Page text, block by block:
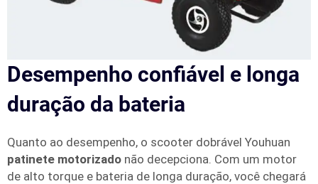
Desempenho confiável e longa
duração da bateria
Quanto ao desempenho, o scooter dobrável Youhuan
patinete motorizado não decepciona. Com um motor
de alto torque e bateria de longa duração, você chegará